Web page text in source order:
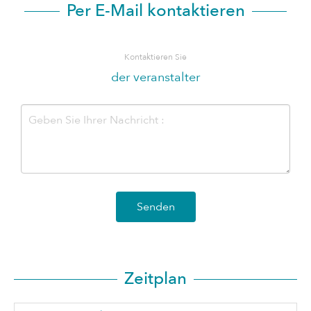
Per E-Mail kontaktieren
Kontaktieren Sie
der veranstalter
Senden
Zeitplan